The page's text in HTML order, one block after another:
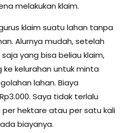
melakukan klaim.
klaim suatu lahan tanpa
Alurnya mudah, setelah
yang bisa beliau klaim,
kelurahan untuk minta
lahan. Biaya
Saya tidak terlalu
hektare atau per satu kali
biayanya.